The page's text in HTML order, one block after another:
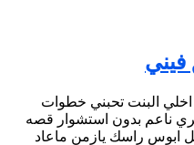
البنت تحبني خطوات
ناعم بدون استشوار قصه
ابوس راسك يازمن ماعاد